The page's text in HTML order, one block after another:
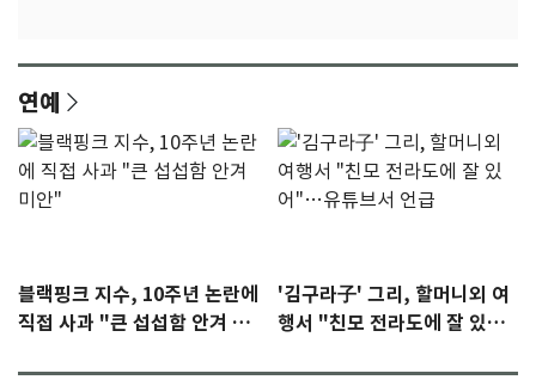
연예
블랙핑크 지수, 10주년 논란에
직접 사과 "큰 섭섭함 안겨 미
'김구라子' 그리, 할머니외 여
행서 "친모 전라도에 잘 있